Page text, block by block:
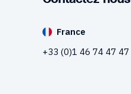
France
+33 (0)1 46 74 47 47